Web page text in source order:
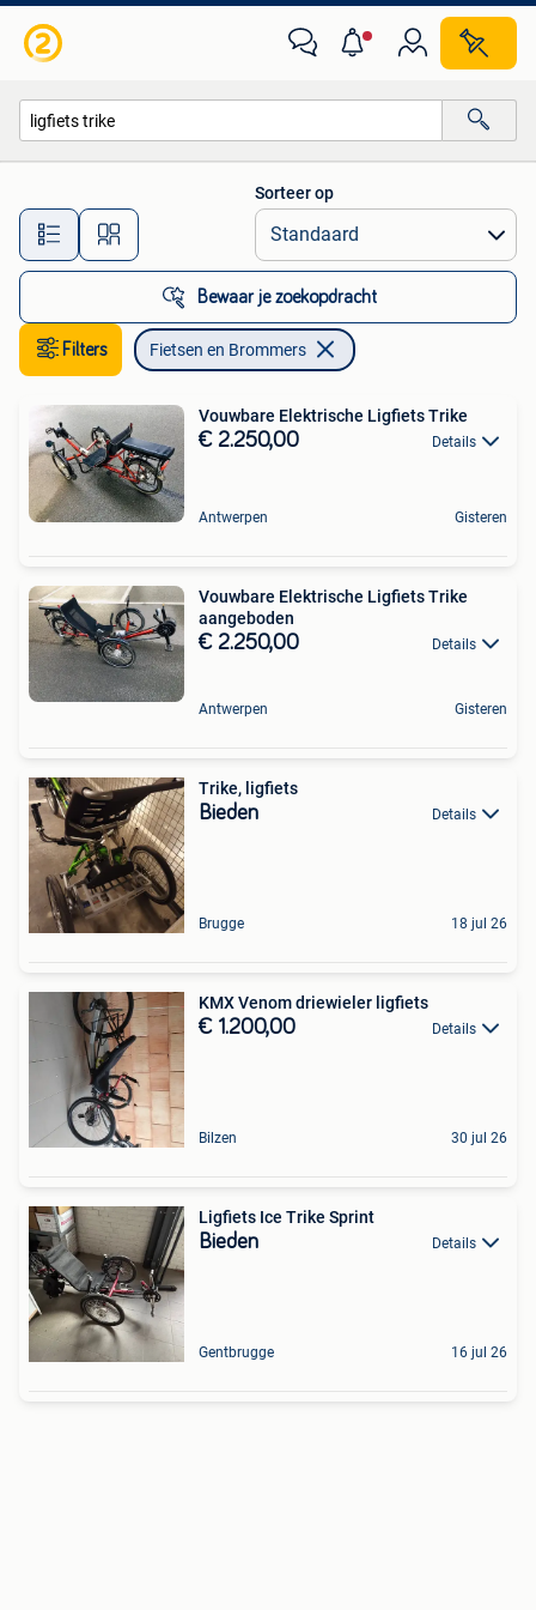
Alle afstanden…
Sorteer op
Bewaar je zoekopdracht
Filters Fietsen en Brommers
Vouwbare Elektrische Ligfiets Trike
€ 2.250,00 Details
Antwerpen Gisteren
Vouwbare Elektrische Ligfiets Trike
aangeboden
€ 2.250,00 Details
Antwerpen Gisteren
Trike, ligfiets
Bieden Details
Brugge 18 jul 26
KMX Venom driewieler ligfiets
€ 1.200,00 Details
Bilzen 30 jul 26
Ligfiets Ice Trike Sprint
Bieden Details
Gentbrugge 16 jul 26